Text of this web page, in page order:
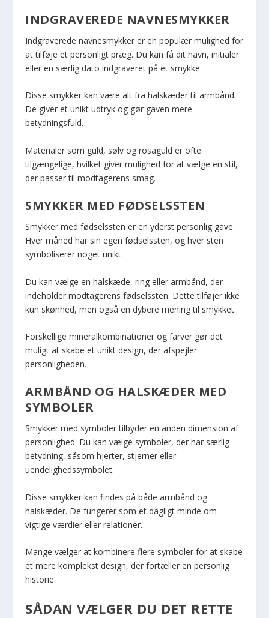
INDGRAVEREDE NAVNESMYKKER
Indgraverede navnesmykker er en populær mulighed for
at tilføje et personligt præg. Du kan få dit navn, initialer
eller en særlig dato indgraveret på et smykke.
Disse smykker kan være alt fra halskæder til armbånd.
De giver et unikt udtryk og gør gaven mere
betydningsfuld.
Materialer som guld, sølv og rosaguld er ofte
tilgængelige, hvilket giver mulighed for at vælge en stil,
der passer til modtagerens smag.
SMYKKER MED FØDSELSSTEN
Smykker med fødselssten er en yderst personlig gave.
Hver måned har sin egen fødselssten, og hver sten
symboliserer noget unikt.
Du kan vælge en halskæde, ring eller armbånd, der
indeholder modtagerens fødselssten. Dette tilføjer ikke
kun skønhed, men også en dybere mening til smykket.
Forskellige mineralkombinationer og farver gør det
muligt at skabe et unikt design, der afspejler
personligheden.
ARMBÅND OG HALSKÆDER MED
SYMBOLER
Smykker med symboler tilbyder en anden dimension af
personlighed. Du kan vælge symboler, der har særlig
betydning, såsom hjerter, stjerner eller
uendelighedssymbolet.
Disse smykker kan findes på både armbånd og
halskæder. De fungerer som et dagligt minde om
vigtige værdier eller relationer.
Mange vælger at kombinere flere symboler for at skabe
et mere komplekst design, der fortæller en personlig
historie.
SÅDAN VÆLGER DU DET RETTE